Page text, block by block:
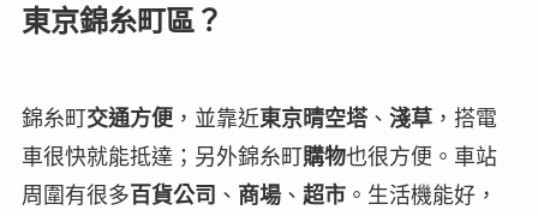
東京錦糸町區？
錦糸町交通方便，並靠近東京晴空塔、 淺草，搭電
車很快就能抵達；另外錦糸町購物也很方便。車站
周圍有很多 百貨公司 、 商場、 超市。生活機能好，